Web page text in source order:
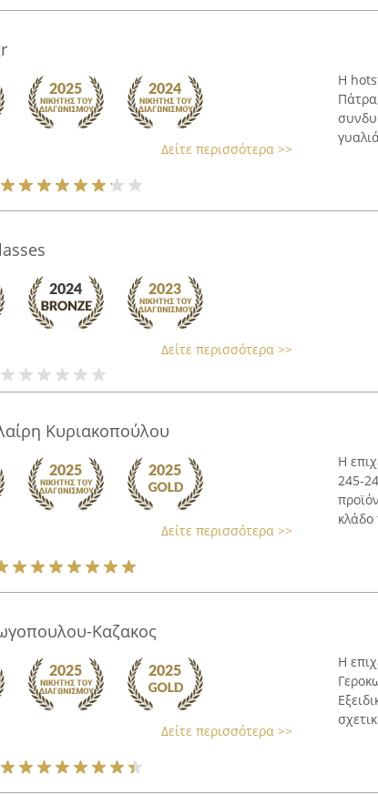
Δείτε περισσότερα >>
Η
Δείτε περισσότερα >>
Κυριακοπούλου
Δείτε περισσότερα >>
Η
245-
Καζακος
Δείτε περισσότερα >>
Η